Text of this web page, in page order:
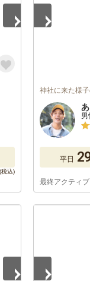
神社に来た様
平日
最終アクティ